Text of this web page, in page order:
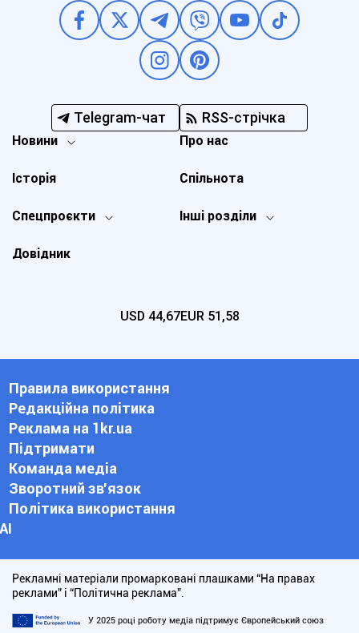
Telegram-чат RSS-стрічка
Новини
Спецпроєкти Інші розділи
Історія
Про нас
Довідник
Спільнота
USD 44,67EUR 51,58
Правила використання
Редакційна політика
Реклама на 1kr.ua
Підтримати
Команда медіа
Зворотний зв'язок
Політика використання
АІ
Рекламні матеріали промарковані плашками “На правах
реклами” і “Політична реклама”.
У 2025 році роботу медіа підтримує Європейський союз